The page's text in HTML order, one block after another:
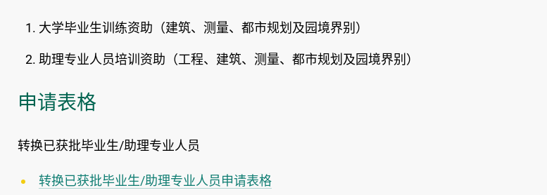
大学毕业生训练资助（建筑、测量、都市规划及园境界别）
助理专业人员培训资助（工程、建筑、测量、都市规划及园境界别）
申请表格
转换已获批毕业生/助理专业人员
转换已获批毕业生/助理专业人员申请表格